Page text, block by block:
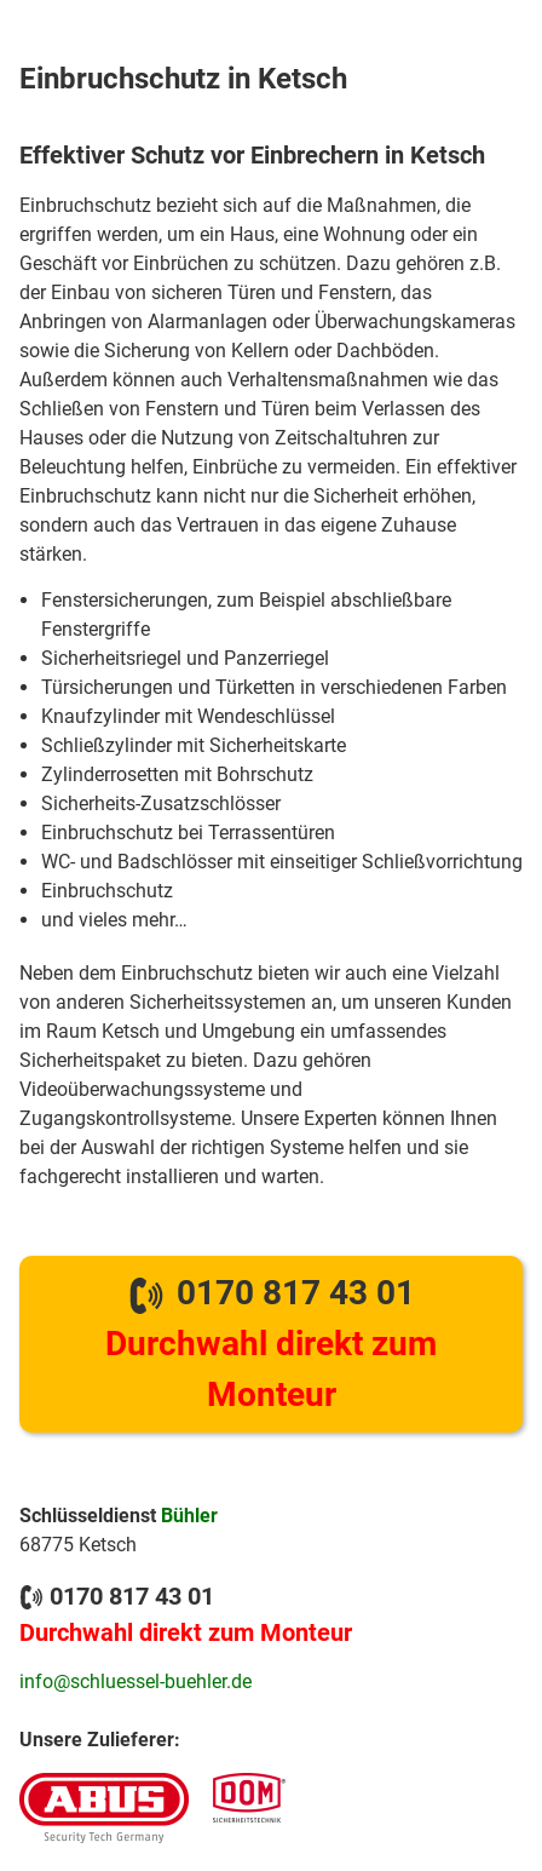
Einbruchschutz in Ketsch
Effektiver Schutz vor Einbrechern in Ketsch
Einbruchschutz bezieht sich auf die Maßnahmen, die
ergriffen werden, um ein Haus, eine Wohnung oder ein
Geschäft vor Einbrüchen zu schützen. Dazu gehören z.B.
der Einbau von sicheren Türen und Fenstern, das
Anbringen von Alarmanlagen oder Überwachungskameras
sowie die Sicherung von Kellern oder Dachböden.
Außerdem können auch Verhaltensmaßnahmen wie das
Schließen von Fenstern und Türen beim Verlassen des
Hauses oder die Nutzung von Zeitschaltuhren zur
Beleuchtung helfen, Einbrüche zu vermeiden. Ein effektiver
Einbruchschutz kann nicht nur die Sicherheit erhöhen,
sondern auch das Vertrauen in das eigene Zuhause
stärken.
Fenstersicherungen, zum Beispiel abschließbare
Fenstergriffe
Sicherheitsriegel und Panzerriegel
Türsicherungen und Türketten in verschiedenen Farben
Knaufzylinder mit Wendeschlüssel
Schließzylinder mit Sicherheitskarte
Zylinderrosetten mit Bohrschutz
Sicherheits-Zusatzschlösser
Einbruchschutz bei Terrassentüren
WC- und Badschlösser mit einseitiger Schließvorrichtung
Einbruchschutz
und vieles mehr…
Neben dem Einbruchschutz bieten wir auch eine Vielzahl
von anderen Sicherheitssystemen an, um unseren Kunden
im Raum Ketsch und Umgebung ein umfassendes
Sicherheitspaket zu bieten. Dazu gehören
Videoüberwachungssysteme und
Zugangskontrollsysteme. Unsere Experten können Ihnen
bei der Auswahl der richtigen Systeme helfen und sie
fachgerecht installieren und warten.
0170 817 43 01
Durchwahl direkt zum
Monteur
Schlüsseldienst Bühler
68775 Ketsch
0170 817 43 01
Durchwahl direkt zum Monteur
info@schluessel-buehler.de
Unsere Zulieferer: